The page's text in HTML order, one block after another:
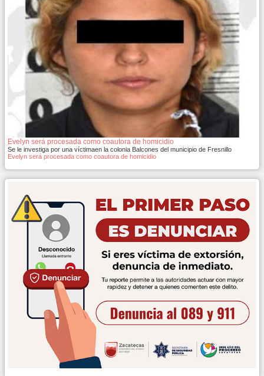
Evelyn será procesada como coautora de homicidio
Se le investiga por una víctimaen la colonia Balcones del municipio de Fresnillo
Evelyn será procesada como coautora de homicidio